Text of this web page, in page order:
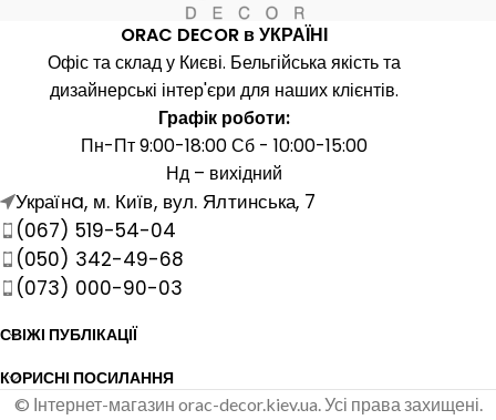
КРАЇНА ВИРОБНИК Бельгія
ДОВЖИНА, ММ 2000
ШИРИНА, ММ 31
ВИСОТА, ММ
МАТЕРІАЛ
ВЛАСТИВІСТЬ
,
З
КРАЇНА ВИРОБНИК
ДОВЖИНА, ММ
ШИРИНА, ММ
ВЛАСТИВІСТЬ
ORAC DECOR в УКРАЇНІ
Офіс та склад у Києві. Бельгійська якість та
дизайнерські інтер'єри для наших клієнтів.
Графік роботи:
Пн-Пт 9:00-18:00 Сб - 10:00-15:00
Нд – вихідний
Українa, м. Київ, вул. Ялтинська, 7
(067) 519-54-04
(050) 342-49-68
(073) 000-90-03
СВІЖІ ПУБЛІКАЦІЇ
КОРИСНІ ПОСИЛАННЯ
© Інтернет-магазин orac-decor.kiev.ua. Усі права захищені.